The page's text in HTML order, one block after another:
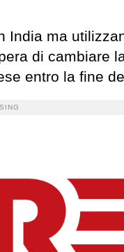
India ma
di cambiare
entro la fine